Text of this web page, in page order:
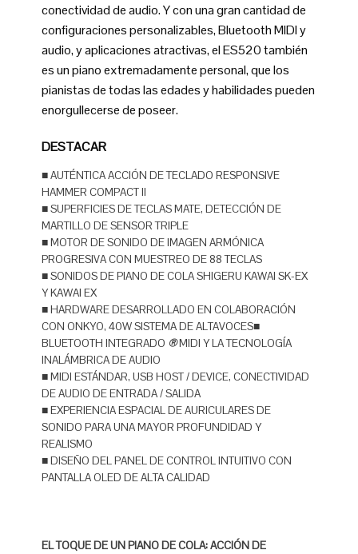
conectividad de audio. Y con una gran cantidad de
configuraciones personalizables, Bluetooth MIDI y
audio, y aplicaciones atractivas, el ES520 también
es un piano extremadamente personal, que los
pianistas de todas las edades y habilidades pueden
enorgullecerse de poseer.
DESTACAR
■ AUTÉNTICA ACCIÓN DE TECLADO RESPONSIVE
HAMMER COMPACT II
■ SUPERFICIES DE TECLAS MATE, DETECCIÓN DE
MARTILLO DE SENSOR TRIPLE
■ MOTOR DE SONIDO DE IMAGEN ARMÓNICA
PROGRESIVA CON MUESTREO DE 88 TECLAS
■ SONIDOS DE PIANO DE COLA SHIGERU KAWAI SK-EX
Y KAWAI EX
■ HARDWARE DESARROLLADO EN COLABORACIÓN
CON ONKYO, 40W SISTEMA DE ALTAVOCES■
BLUETOOTH INTEGRADO ®MIDI Y LA TECNOLOGÍA
INALÁMBRICA DE AUDIO
■ MIDI ESTÁNDAR, USB HOST / DEVICE, CONECTIVIDAD
DE AUDIO DE ENTRADA / SALIDA
■ EXPERIENCIA ESPACIAL DE AURICULARES DE
SONIDO PARA UNA MAYOR PROFUNDIDAD Y
REALISMO
■ DISEÑO DEL PANEL DE CONTROL INTUITIVO CON
PANTALLA OLED DE ALTA CALIDAD
EL TOQUE DE UN PIANO DE COLA: ACCIÓN DE